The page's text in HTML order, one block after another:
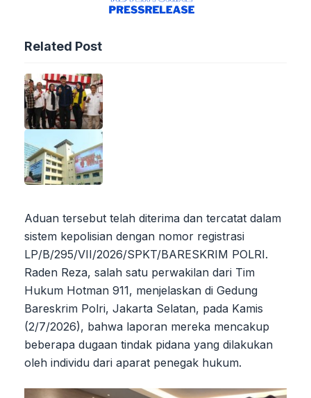
Related Post
Aduan tersebut telah diterima dan tercatat dalam
sistem kepolisian dengan nomor registrasi
LP/B/295/VII/2026/SPKT/BARESKRIM POLRI.
Raden Reza, salah satu perwakilan dari Tim
Hukum Hotman 911, menjelaskan di Gedung
Bareskrim Polri, Jakarta Selatan, pada Kamis
(2/7/2026), bahwa laporan mereka mencakup
beberapa dugaan tindak pidana yang dilakukan
oleh individu dari aparat penegak hukum.